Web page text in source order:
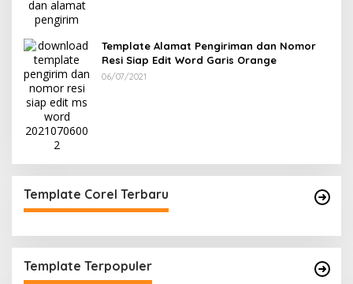
Template Alamat Pengiriman dan Nomor
Resi Siap Edit Word Garis Orange
06/07/2021
Template Corel Terbaru
Template Terpopuler